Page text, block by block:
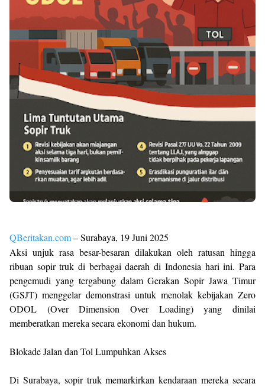
QBeritakan.com– Surabaya, 19 Juni 2025
Aksi unjuk rasa besar-besaran dilakukan oleh ratusan hingga
ribuan sopir truk di berbagai daerah di Indonesia hari ini. Para
pengemudi yang tergabung dalam Gerakan Sopir Jawa Timur
(GSJT) menggelar demonstrasi untuk menolak kebijakan Zero
ODOL (Over Dimension Over Loading) yang dinilai
memberatkan mereka secara ekonomi dan hukum.
Blokade Jalan dan Tol Lumpuhkan Akses
Di Surabaya, sopir truk memarkirkan kendaraan mereka secara